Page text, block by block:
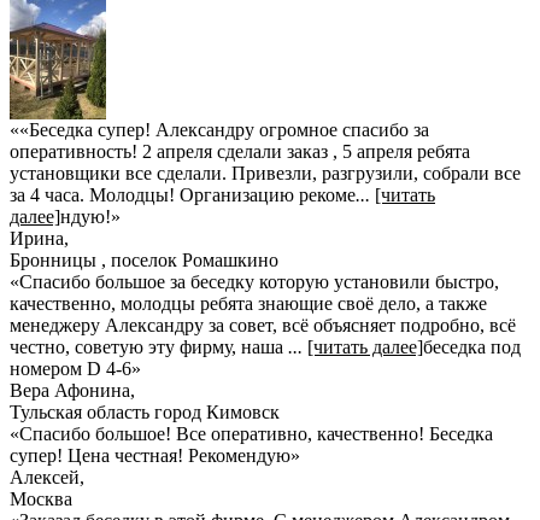
««Беседка супер! Александру огромное спасибо за
оперативность! 2 апреля сделали заказ , 5 апреля ребята
установщики все сделали. Привезли, разгрузили, собрали все
за 4 часа. Молодцы! Организацию рекоме... [читать
далее]ндую!»
Ирина,
Бронницы , поселок Ромашкино
«Спасибо большое за беседку которую установили быстро,
качественно, молодцы ребята знающие своё дело, а также
менеджеру Александру за совет, всё объясняет подробно, всё
честно, советую эту фирму, наша ... [читать далее]беседка под
номером D 4-6»
Вера Афонина,
Тульская область город Кимовск
«Спасибо большое! Все оперативно, качественно! Беседка
супер! Цена честная! Рекомендую»
Алексей,
Москва